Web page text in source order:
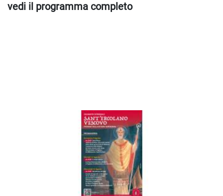
vedi il programma completo